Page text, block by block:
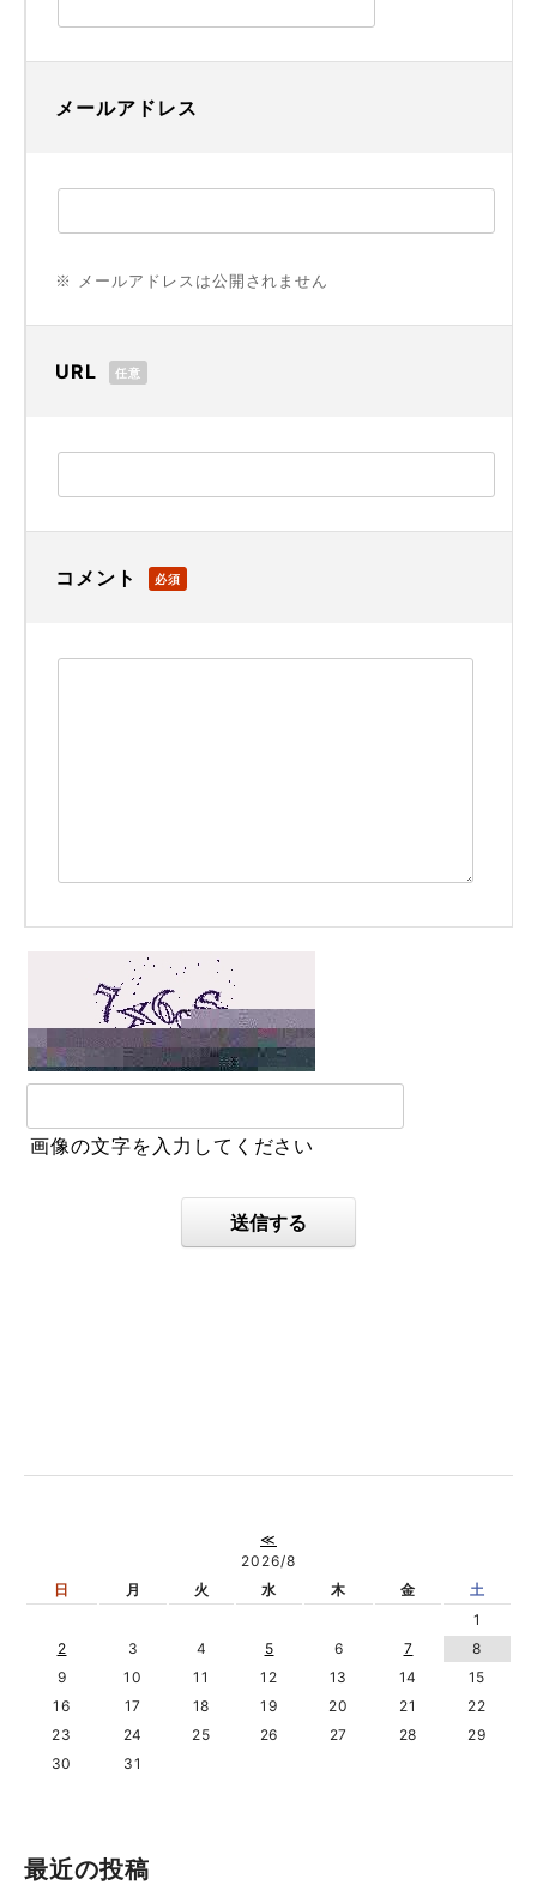
メールアドレス
※ メールアドレスは公開されません
URL 任意
コメント 必須
画像の文字を入力してください
送信する
≪
2026/8
日
月 火 水 木 金
土
1
2
3 4 5 6 7
8
9
10 11 12 13 14
15
16
17 18 19 20 21
22
23
24 25 26 27 28
29
30
31
最近の投稿